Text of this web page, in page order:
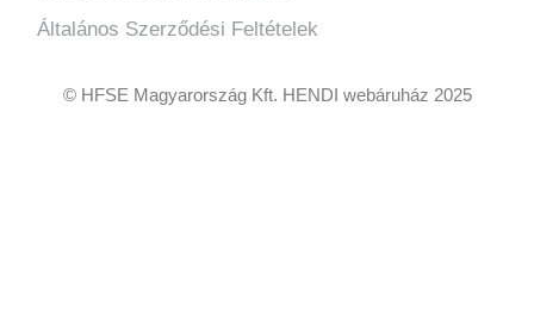
Általános Szerződési Feltételek
© HFSE Magyarország Kft. HENDI webáruház 2025